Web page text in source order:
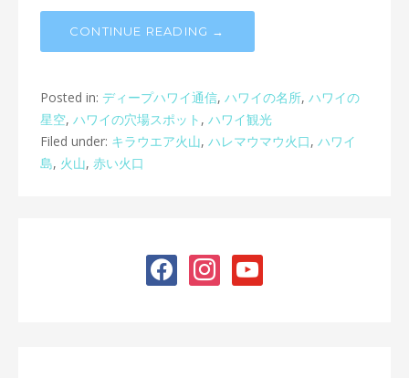
CONTINUE READING →
Posted in: ディープハワイ通信, ハワイの名所, ハワイの
星空, ハワイの穴場スポット , ハワイ観光
Filed under: キラウエア火山, ハレマウマウ火口, ハワイ
島, 火山, 赤い火口
facebookinstagramyoutube